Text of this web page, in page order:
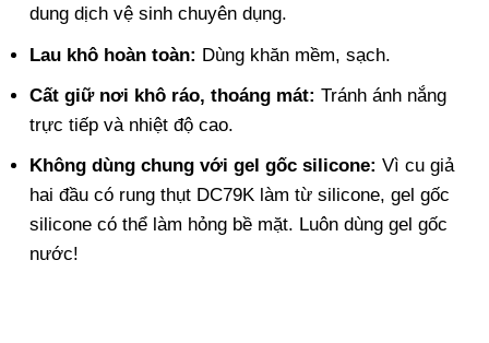
dung dịch vệ sinh chuyên dụng.
Lau khô hoàn toàn: Dùng khăn mềm, sạch.
Cất giữ nơi khô ráo, thoáng mát: Tránh ánh nắng
trực tiếp và nhiệt độ cao.
Không dùng chung với gel gốc silicone: Vì cu giả
hai đầu có rung thụt DC79K làm từ silicone, gel gốc
silicone có thể làm hỏng bề mặt. Luôn dùng gel gốc
nước!